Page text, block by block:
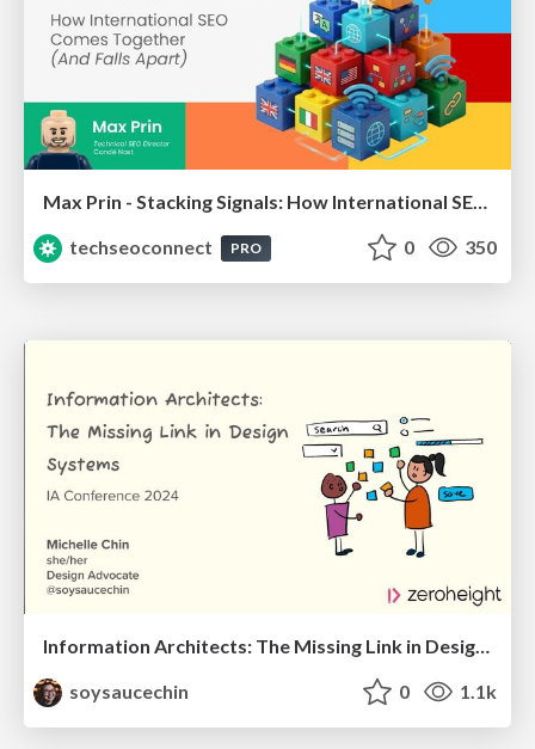
Max Prin - Stacking Signals: How International SEO Comes Together (And Falls Apart)
techseoconnect
PRO 0 350
Information Architects: The Missing Link in Design Systems
soysaucechin
0 1.1k